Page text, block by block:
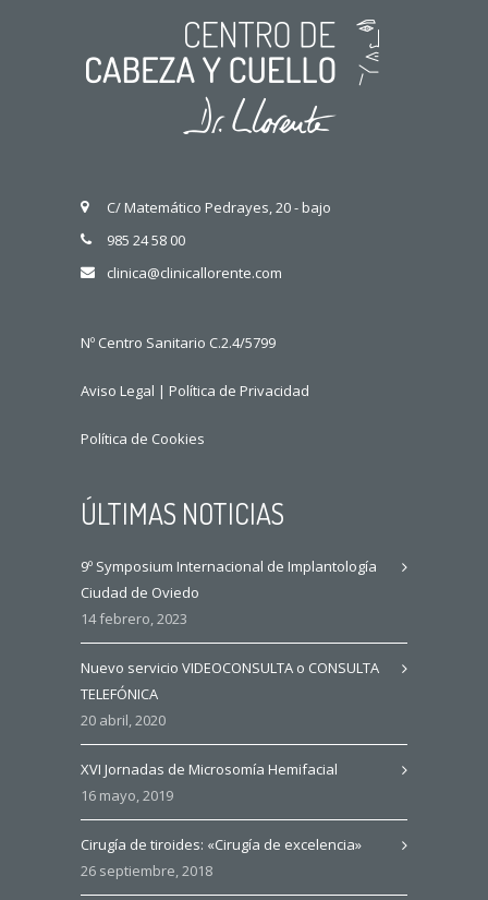
C/ Matemático Pedrayes, 20 - bajo
985 24 58 00
clinica@clinicallorente.com
Nº Centro Sanitario C.2.4/5799
Aviso Legal | Política de Privacidad
Política de Cookies
ÚLTIMAS NOTICIAS
9º Symposium Internacional de Implantología
Ciudad de Oviedo
14 febrero, 2023
Nuevo servicio VIDEOCONSULTA o CONSULTA
TELEFÓNICA
20 abril, 2020
XVI Jornadas de Microsomía Hemifacial
16 mayo, 2019
Cirugía de tiroides: «Cirugía de excelencia»
26 septiembre, 2018